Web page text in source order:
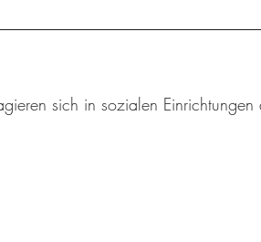
sich in sozialen Einrichtungen